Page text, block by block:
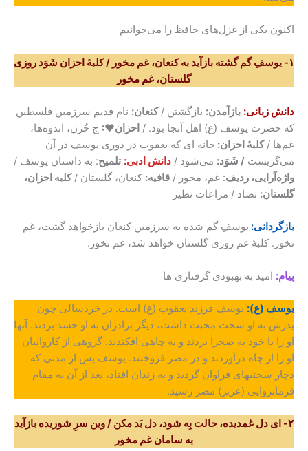
اکنون یکی از غزل‌های حافظ را می‌خوانیم
۱- یوسفِ گم گشته بازآید به کنعان، غم مخور / کلبهٔ احزان شَوَد روزی
گلستان، غم مخور
دانش زبانی: بازآمدن: بازگشتن /کنعان: نام قدیم سرزمین فلسطین
که حضرت یوسف (ع) اهل آنجا بود. / احزان♥: ج حُزن، اندوه‌ها،
غم‌ها /کلبهٔ احزان: خانه ای که یعقوب در دوری یوسف در آن
می‌گریست / شَوَد: می‌شود / دانش ادبی: تلمیح: به داستان یوسف /
واژه‌آرایی، ردیف: غم، مخور / قافیه: کنعان، گلستان /کلبه احزان،
گلستان: تضاد / مراعات نظیر
بازگردانی: یوسفِ گم شده به سرزمین کنعان بازخواهد گشت، غم
نخور. کلبهٔ غم روزی گلستان خواهد شد، غم نخور.
پیام: امید به بهبودی گرفتاری ها
یوسف (ع): یوسف فرزند یعقوب (ع) است. در خردسالی چون
پدرش به او سخت محبت داشت، دیگر برادران به او حسد بردند. آنها
او را با خود به صحرا بردند و به چاهی افکندند. گروهی از کاروانیان
او را از چاه درآوردند و در مصر فروختند. یوسف پس از مدتی که
دچار سختیهای فراوان گردید و به زندان افتاد، بعد از آن به مقام
فرمانروایی (عزیز) مصر رسید.
۲- ای دل غمدیده، حالت بِه شود، دل بَد مکن / وین سرِ شوریده بازآید
به سامان غم مخور